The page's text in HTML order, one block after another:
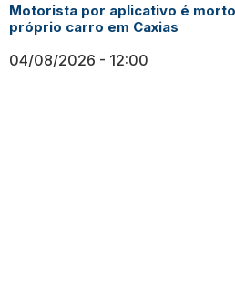
Motorista por aplicativo é
próprio carro em Caxias
04/08/2026 12:00